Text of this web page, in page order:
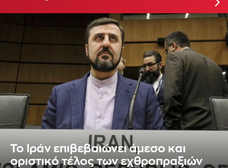
Το Ιράν επιβεβαιώνει άμεσο και
οριστικό τέλος των εχθροπραξιών